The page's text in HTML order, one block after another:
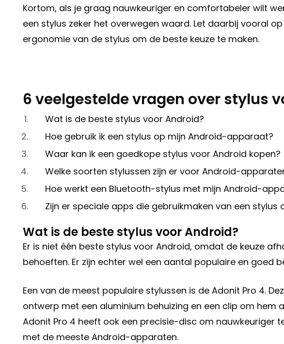
Kortom, als je graag nauwkeuriger en comfortabeler wilt
een stylus zeker het overwegen waard. Let daarbij vooral
ergonomie van de stylus om de beste keuze te maken.
6 veelgestelde vragen over stylus
Wat is de beste stylus voor Android?
Hoe gebruik ik een stylus op mijn Android-apparaat?
Waar kan ik een goedkope stylus voor Android kopen?
Welke soorten stylussen zijn er voor Android-
Hoe werkt een Bluetooth-stylus met mijn Android-
Zijn er speciale apps die gebruikmaken van een
Wat is de beste stylus voor Android?
Er is niet één beste stylus voor Android, omdat de keuze
behoeften. Er zijn echter wel een aantal populaire en goed
Een van de meest populaire stylussen is de Adonit Pro 4.
ontwerp met een aluminium behuizing en een clip om hem
Adonit Pro 4 heeft ook een precisie-disc om nauwkeuriger
met de meeste Android-apparaten.